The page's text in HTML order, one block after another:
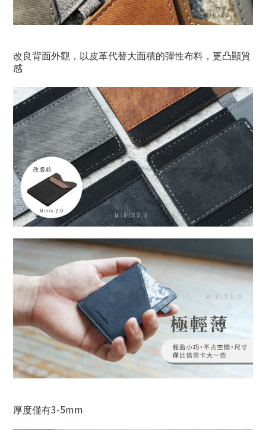
改良背面外觀，以皮革代替大面積的彈性布料，更凸顯質
感
厚度僅有3-5mm